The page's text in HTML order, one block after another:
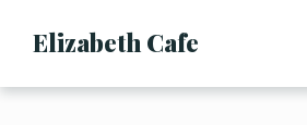
Elizabeth Cafe